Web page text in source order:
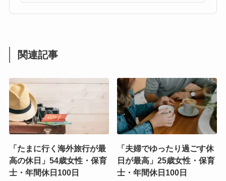
関連記事
「たまに行く海外旅行が最
高の休日」54歳女性・保育
士・年間休日100日
「夫婦でゆったり過ごす休
日が最高」25歳女性・保育
士・年間休日100日